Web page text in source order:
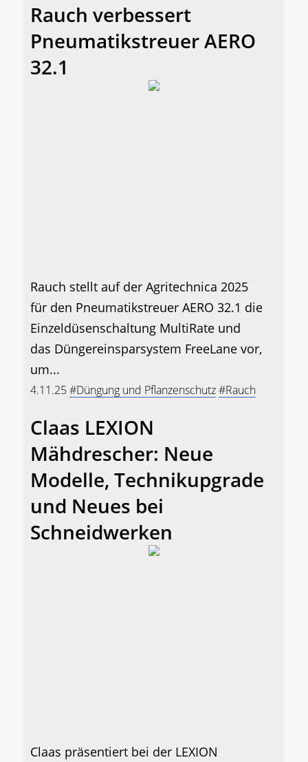
Rauch verbessert
Pneumatikstreuer AERO
32.1
Rauch stellt auf der Agritechnica 2025
für den Pneumatikstreuer AERO 32.1 die
Einzeldüsenschaltung MultiRate und
das Düngereinsparsystem FreeLane vor,
um...
4.11.25#Düngung und Pflanzenschutz#Rauch
Claas LEXION
Mähdrescher: Neue
Modelle, Technikupgrade
und Neues bei
Schneidwerken
Claas präsentiert bei der LEXION